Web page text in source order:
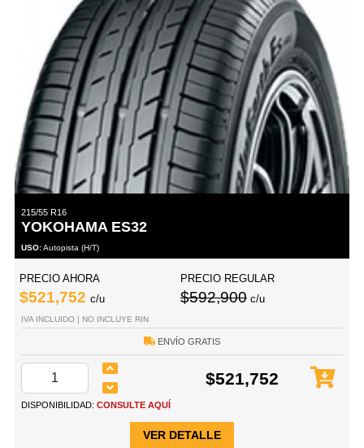
215/55 R16
YOKOHAMA ES32
USO:Autopista (H/T)
PRECIO AHORA
$521,752 c/u
PRECIO REGULAR
$592,900 c/u
IVA INCLUIDO | NO INCLUYE RIN
ENVÍO GRATIS
$521,752
DISPONIBILIDAD: CONSULTE AQUÍ
VER DETALLE